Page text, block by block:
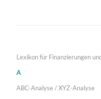
Lexikon für Finanzierungen
A
ABC-Analyse / XYZ-Analyse